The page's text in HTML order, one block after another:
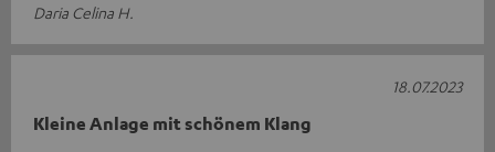
Daria Celina H.
Kleine Anlage mit schönem Klang
18.07.2023